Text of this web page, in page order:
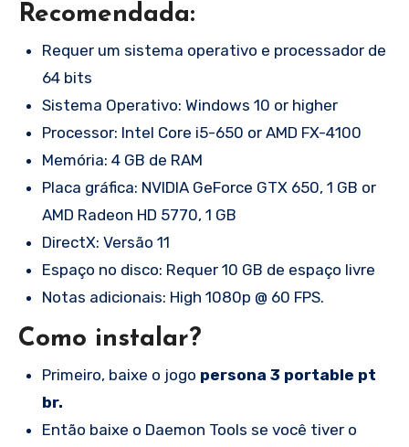
Recomendada:
Requer um sistema operativo e processador de
64 bits
Sistema Operativo: Windows 10 or higher
Processor: Intel Core i5-650 or AMD FX-4100
Memória: 4 GB de RAM
Placa gráfica: NVIDIA GeForce GTX 650, 1 GB or
AMD Radeon HD 5770, 1 GB
DirectX: Versão 11
Espaço no disco: Requer 10 GB de espaço livre
Notas adicionais: High 1080p @ 60 FPS.
Como instalar?
Primeiro, baixe o jogo persona 3 portable pt
br.
Então baixe o Daemon Tools se você tiver o